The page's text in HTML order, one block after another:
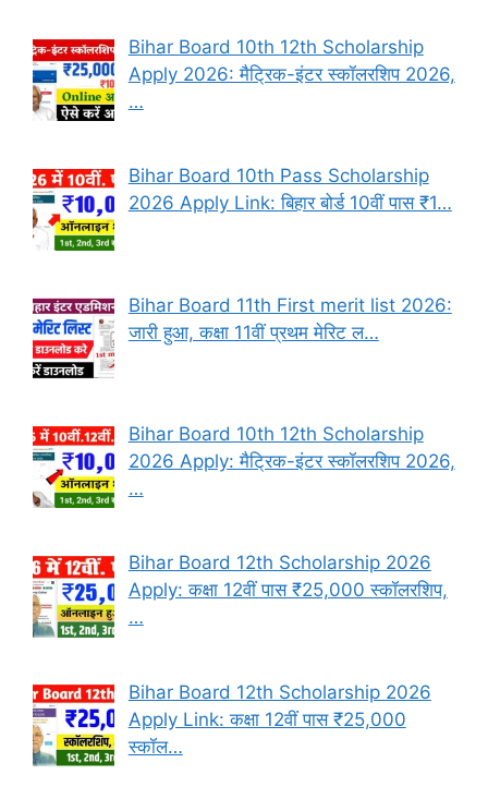
Bihar Board 10th 12th Scholarship
Apply 2026: मैट्रिक-इंटर स्कॉलरशिप 2026,
…
Bihar Board 10th Pass Scholarship
2026 Apply Link: बिहार बोर्ड 10वीं पास ₹1…
Bihar Board 11th First merit list 2026:
जारी हुआ, कक्षा 11वीं प्रथम मेरिट ल…
Bihar Board 10th 12th Scholarship
2026 Apply: मैट्रिक-इंटर स्कॉलरशिप 2026,
…
Bihar Board 12th Scholarship 2026
Apply: कक्षा 12वीं पास ₹25,000 स्कॉलरशिप,
…
Bihar Board 12th Scholarship 2026
Apply Link: कक्षा 12वीं पास ₹25,000
स्कॉल…